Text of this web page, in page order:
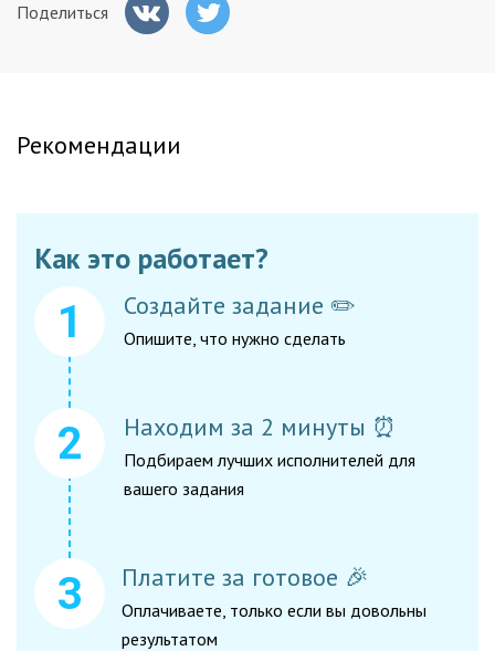
Поделиться
Рекомендации
Как это работает?
Создайте задание ✏️
Опишите, что нужно сделать
Находим за 2 минуты ⏰
Подбираем лучших исполнителей для
вашего задания
Платите за готовое 🎉
Оплачиваете, только если вы довольны
результатом